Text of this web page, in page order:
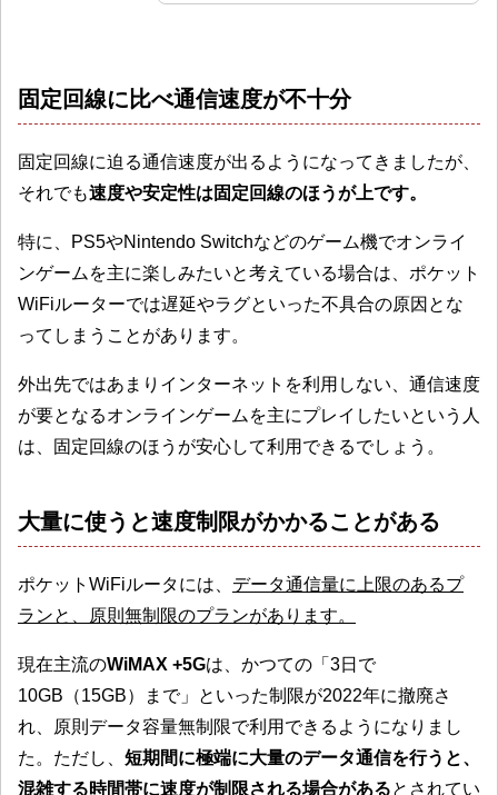
固定回線に比べ通信速度が不十分
固定回線に迫る通信速度が出るようになってきましたが、
それでも速度や安定性は固定回線のほうが上です。
特に、PS5やNintendo Switchなどのゲーム機でオンライ
ンゲームを主に楽しみたいと考えている場合は、ポケット
WiFiルーターでは遅延やラグといった不具合の原因とな
ってしまうことがあります。
外出先ではあまりインターネットを利用しない、通信速度
が要となるオンラインゲームを主にプレイしたいという人
は、固定回線のほうが安心して利用できるでしょう。
大量に使うと速度制限がかかることがある
ポケットWiFiルータには、 データ通信量に上限のあるプ
ランと、原則無制限のプランがあります。
現在主流のWiMAX +5Gは、かつての「3日で
10GB（15GB）まで」といった制限が2022年に撤廃さ
れ、原則データ容量無制限で利用できるようになりまし
た。ただし、 短期間に極端に大量のデータ通信を行うと、
混雑する時間帯に速度が制限される場合があるとされてい